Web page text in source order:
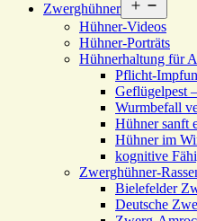
Zwerghühner
öffnen
Hühner-Videos
Hühner-Porträts
Hühnerhaltung für
Pflicht-
Geflügelpest
Wurmbefall
Hühner sanft
Hühner im
kognitive
Zwerghühner-
Bielefelder
Deutsche